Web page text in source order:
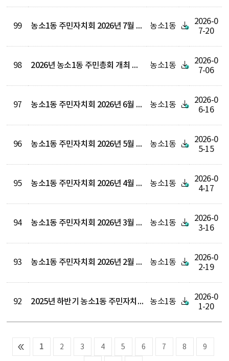
99 농소1동 주민자치회 2026년 7월 정기회 회의록 농소1동
2026-0
7-20
98 2026년 농소1동 주민총회 개최 결과 보고 농소1동
2026-0
7-06
97 농소1동 주민자치회 2026년 6월 정기회 회의록 농소1동
2026-0
6-16
96 농소1동 주민자치회 2026년 5월 정기회 회의록 농소1동
2026-0
5-15
95 농소1동 주민자치회 2026년 4월 정기회 회의록 농소1동
2026-0
4-17
94 농소1동 주민자치회 2026년 3월 정기회 회의록 농소1동
2026-0
3-16
93 농소1동 주민자치회 2026년 2월 정기회 회의록 농소1동
2026-0
2-19
92 2025년 하반기 농소1동 주민자치센터 수강료 수입지출내역 공고 농소1동
2026-0
1-20
1 2 3 4 5 6 7 8 9